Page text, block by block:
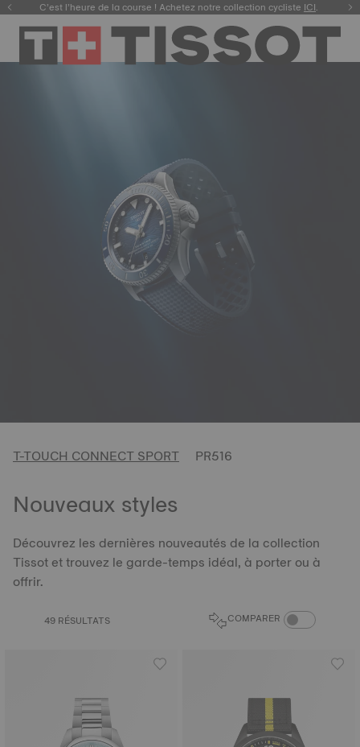
Découvrez la nouvelle Gentleman 38 mm.ACHETEZ.
C’est l’heure de la course ! Achetez notre collection cycliste ICI.
T-TOUCH CONNECT SPORT PR516
Nouveaux styles
Découvrez les dernières nouveautés de la collection
Tissot et trouvez le garde-temps idéal, à porter ou à
offrir.
49 RÉSULTATS COMPARER COMPARAISON